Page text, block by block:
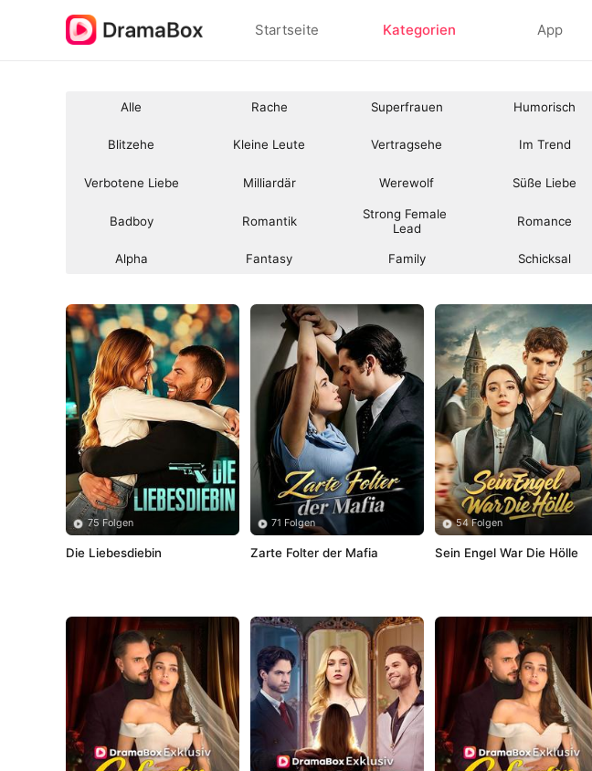
Startseite Kategorien App
Alle Rache Superfrauen Humorisch
Blitzehe Kleine Leute Vertragsehe Im Trend
Verbotene Liebe Milliardär Werewolf Süße Liebe
Badboy Romantik
Strong Female
Lead
Romance
Alpha Fantasy Family Schicksal
75 Folgen
Die Liebesdiebin
71 Folgen
Zarte Folter der Mafia
54 Folgen
Sein Engel War Die Hölle